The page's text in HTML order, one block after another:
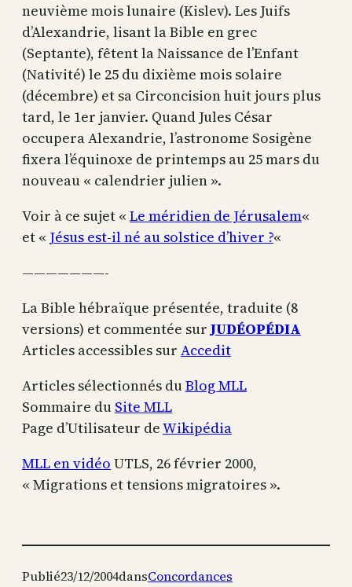
neuvième mois lunaire (Kislev). Les Juifs
d’Alexandrie, lisant la Bible en grec
(Septante), fêtent la Naissance de l’Enfant
(Nativité) le 25 du dixième mois solaire
(décembre) et sa Circoncision huit jours plus
tard, le 1er janvier. Quand Jules César
occupera Alexandrie, l’astronome Sosigène
fixera l’équinoxe de printemps au 25 mars du
nouveau « calendrier julien ».
Voir à ce sujet « Le méridien de Jérusalem«
et « Jésus est-il né au solstice d’hiver ?«
———————-
La Bible hébraïque présentée, traduite (8
versions) et commentée surJUDÉOPÉDIA
Articles accessibles sur Accedit
Articles sélectionnés duBlog MLL
Sommaire du Site MLL
Page d’Utilisateur deWikipédia
MLL en vidéo UTLS, 26 février 2000,
« Migrations et tensions migratoires ».
Publié23/12/2004dansConcordances